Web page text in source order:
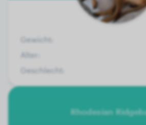
Gewicht:
Alter:
Geschlecht:
Rhodesian